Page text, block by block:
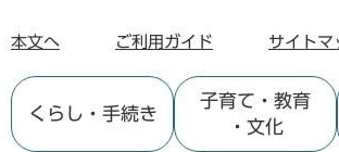
本文へ ご利用ガイド サイトマ
くらし ・手続き
子育て ・教育
・文化